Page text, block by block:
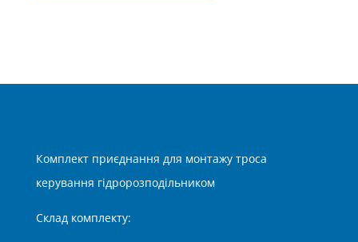
Комплект приєднання для монтажу троса
керування гідророзподільником
Склад комплекту: